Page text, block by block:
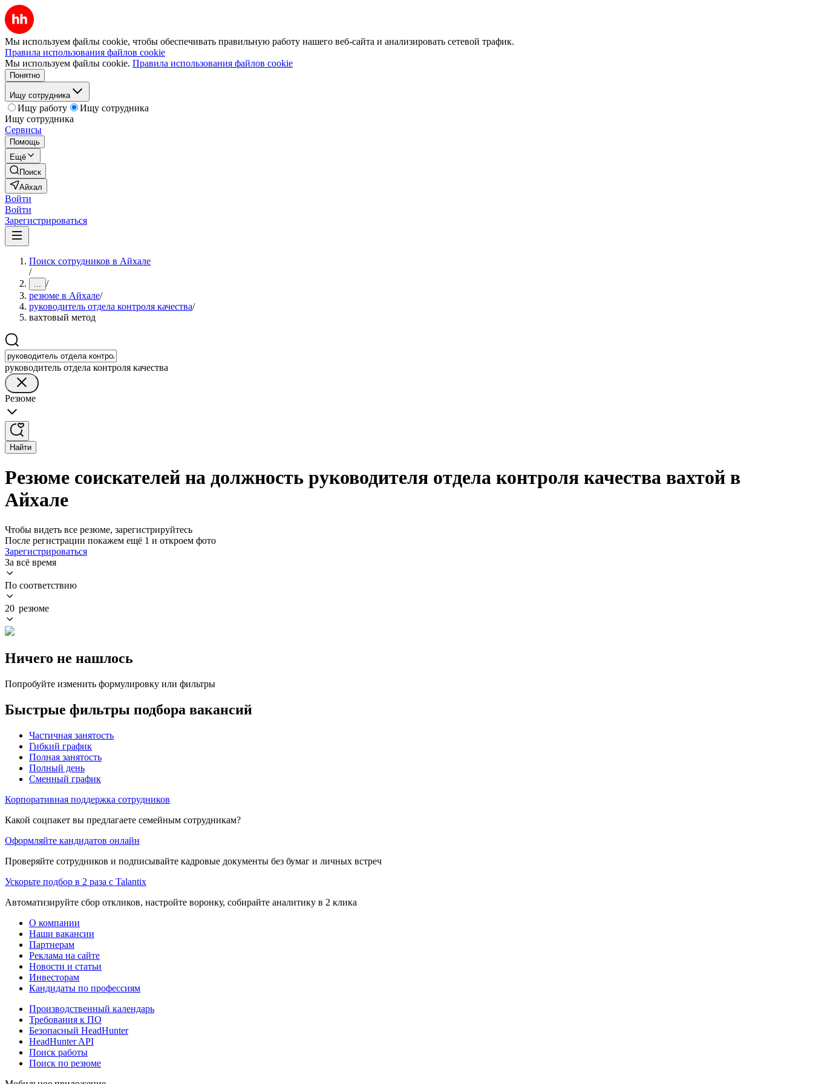
Мы используем файлы cookie, чтобы обеспечивать правильную работу нашего веб-сайта и анализировать сетевой трафик.
Правила использования файлов cookie
Мы используем файлы cookie. Правила использования файлов cookie
Понятно
Ищу сотрудника
Ищу работу
Ищу сотрудника
Ищу сотрудника
Сервисы
Помощь
Ещё
Поиск
Айхал
Войти
Войти
Зарегистрироваться
Поиск сотрудников в Айхале
/
... /
резюме в Айхале/
руководитель отдела контроля качества/
вахтовый метод
руководитель отдела контроля качества
Резюме
Найти
Резюме соискателей на должность руководителя отдела контроля качества вахтой в
Айхале
Чтобы видеть все резюме, зарегистрируйтесь
После регистрации покажем ещё 1 и откроем фото
Зарегистрироваться
За всё время
По соответствию
20 резюме
Ничего не нашлось
Попробуйте изменить формулировку или фильтры
Быстрые фильтры подбора вакансий
Частичная занятость
Гибкий график
Полная занятость
Полный день
Сменный график
Корпоративная поддержка сотрудников
Какой соцпакет вы предлагаете семейным сотрудникам?
Оформляйте кандидатов онлайн
Проверяйте сотрудников и подписывайте кадровые документы без бумаг и личных встреч
Ускорьте подбор в 2 раза с Talantix
Автоматизируйте сбор откликов, настройте воронку, собирайте аналитику в 2 клика
О компании
Наши вакансии
Партнерам
Реклама на сайте
Новости и статьи
Инвесторам
Кандидаты по профессиям
Производственный календарь
Требования к ПО
Безопасный HeadHunter
HeadHunter API
Поиск работы
Поиск по резюме